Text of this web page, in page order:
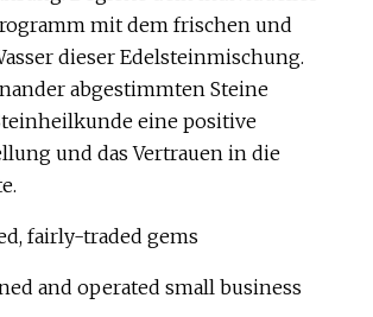
mit dem frischen und
dieser Edelsteinmischung.
abgestimmten Steine
eine positive
und das Vertrauen in die
fairly-traded gems
and operated small business